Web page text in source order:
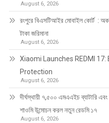
August 6, 2026
রংপুরে বিএসটিআইর মোবাইল কোর্ট :
টাকা জরিমানা
August 6, 2026
Xiaomi Launches REDMI
Protection
August 6, 2026
দীর্ঘস্থায়ী ৭,৫০০ এমএএইচ ব্যাটারি
শাওমি উন্মোচন করল নতুন রেডমি ১৭
August 6, 2026